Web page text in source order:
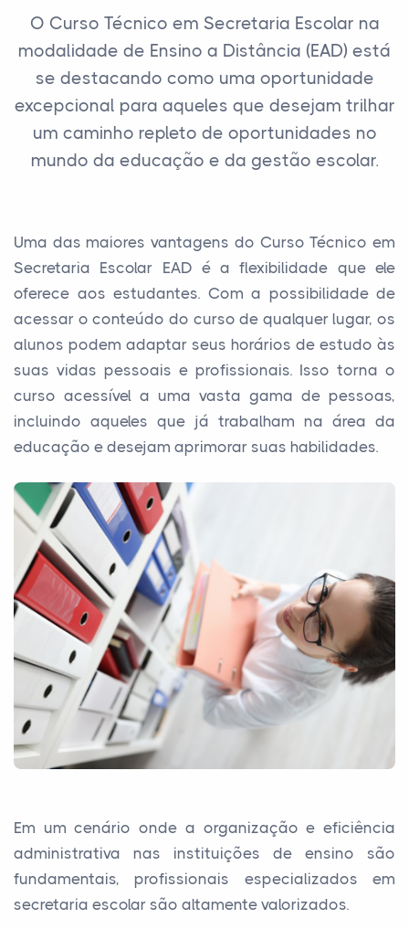
O Curso Técnico em Secretaria Escolar na
modalidade de Ensino a Distância (EAD) está
se destacando como uma oportunidade
excepcional para aqueles que desejam trilhar
um caminho repleto de oportunidades no
mundo da educação e da gestão escolar.
Uma das maiores vantagens do Curso Técnico em
Secretaria Escolar EAD é a flexibilidade que ele
oferece aos estudantes. Com a possibilidade de
acessar o conteúdo do curso de qualquer lugar, os
alunos podem adaptar seus horários de estudo às
suas vidas pessoais e profissionais. Isso torna o
curso acessível a uma vasta gama de pessoas,
incluindo aqueles que já trabalham na área da
educação e desejam aprimorar suas habilidades.
Em um cenário onde a organização e eficiência
administrativa nas instituições de ensino são
fundamentais, profissionais especializados em
secretaria escolar são altamente valorizados.